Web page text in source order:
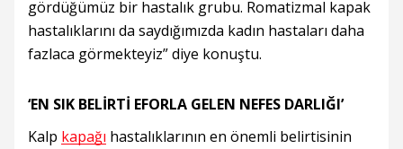
gördüğümüz bir hastalık grubu. Romatizmal kapak
hastalıklarını da saydığımızda kadın hastaları daha
fazlaca görmekteyiz” diye konuştu.
‘EN SIK BELİRTİ EFORLA GELEN NEFES DARLIĞI’
Kalp kapağı hastalıklarının en önemli belirtisinin